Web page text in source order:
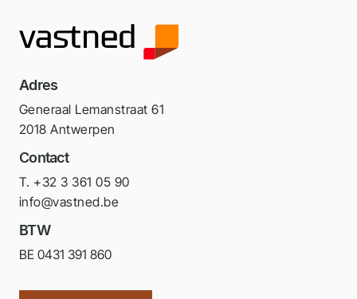
Adres
Generaal Lemanstraat 61
2018 Antwerpen
Contact
T. +32 3 361 05 90
info@vastned.be
BTW
BE 0431 391 860